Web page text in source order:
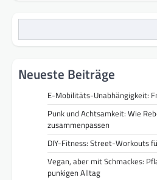
Neueste Beiträge
E-Mobilitäts-Unabhängigkeit:
Punk und Achtsamkeit: Wie
zusammenpassen
DIY-Fitness: Street-Workouts
Vegan, aber mit Schmackes:
punkigen Alltag